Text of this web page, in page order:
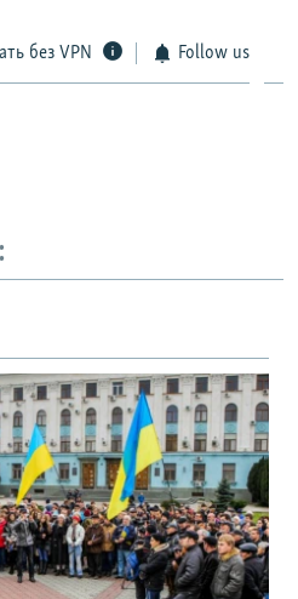
без VPN Follow us